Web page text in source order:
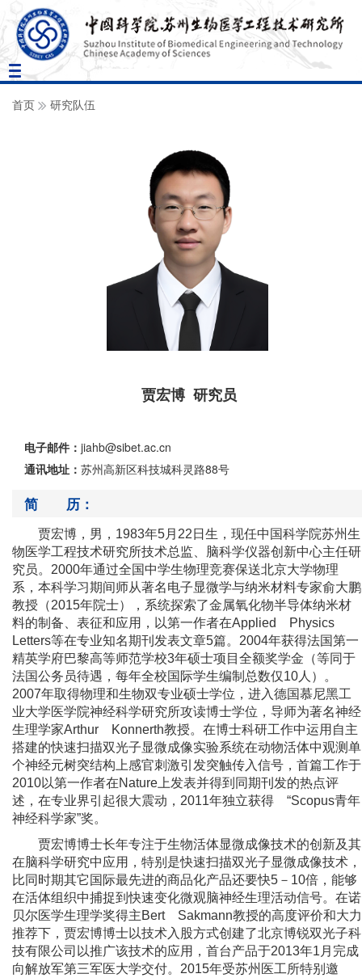
Toggle
navigation
首页 研究队伍
贾宏博 研究员
电子邮件： jiahb@sibet.ac.cn
通讯地址： 苏州高新区科技城科灵路88号
简 历：
贾宏博，男， 1983年5月 22 日生，现任中国科学院苏州生
物医学工程技术研究所技术总监、脑科学仪器创新中心主任研
究员。 2000年通过全国中学生物理竞赛保送北京大学物理
系，本科学习期间师从著名电子显微学与纳米材料专家俞大鹏
教授（2015年院士），系统探索了金属氧化物半导体纳米材
料的制备、表征和应用，以第一作者在Applied Physics
Letters等在专业知名期刊发表文章5篇。 2004年获得法国第一
精英学府巴黎高等师范学校3年硕士项目全额奖学金（等同于
法国公务员待遇，每年全校国际学生编制总数仅10 人）。
2007年取得物理和生物双专业硕士学位，进入德国慕尼黑工
业大学医学院神经科学研究所攻读博士学位，导师为著名神经
生理学家Arthur Konnerth教授。在博士科研工作中运用自主
搭建的快速扫描双光子显微成像实验系统在动物活体中观测单
个神经元树突结构上感官刺激引发突触传入信号，首篇工作于
2010以第一作者在Nature 上发表并得到同期刊发的热点评
述，在专业界引起很大震动， 2011年独立获得 “Scopus青年
神经科学家”奖。
贾宏博博士长年专注于生物活体显微成像技术的创新及其
在脑科学研究中应用，特别是快速扫描双光子显微成像技术，
比同时期其它国际最先进的商品化产品还要快5－10倍，能够
在活体组织中捕捉到快速变化微观脑神经生理活动信号。在诺
贝尔医学生理学奖得主Bert Sakmann教授的高度评价和大力
推荐下，贾宏博博士以技术入股方式创建了北京博锐双光子科
技有限公司以推广该技术的应用，首台产品于2013年1 月完成
向解放军第三军医大学交付。 2015年受苏州医工所特别邀